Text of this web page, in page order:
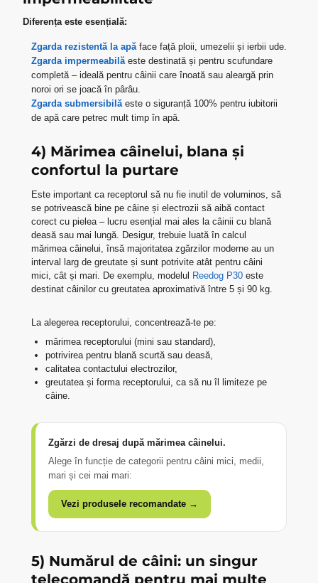
Diferența este esențială:
Zgarda rezistentă la apă face față ploii, umezelii și ierbii ude.
Zgarda impermeabilă este destinată și pentru scufundare
completă – ideală pentru câinii care înoată sau aleargă prin
noroi ori se joacă în pârâu.
Zgarda submersibilă este o siguranță 100% pentru iubitorii
de apă care petrec mult timp în apă.
4) Mărimea câinelui, blana și
confortul la purtare
Este important ca receptorul să nu fie inutil de voluminos, să
se potrivească bine pe câine și electrozii să aibă contact
corect cu pielea – lucru esențial mai ales la câinii cu blană
deasă sau mai lungă. Desigur, trebuie luată în calcul
mărimea câinelui, însă majoritatea zgărzilor moderne au un
interval larg de greutate și sunt potrivite atât pentru câini
mici, cât și mari. De exemplu, modelul Reedog P30 este
destinat câinilor cu greutatea aproximativă între 5 și 90 kg.
La alegerea receptorului, concentrează-te pe:
mărimea receptorului (mini sau standard),
potrivirea pentru blană scurtă sau deasă,
calitatea contactului electrozilor,
greutatea și forma receptorului, ca să nu îl limiteze pe
câine.
Zgărzi de dresaj după mărimea câinelui.
Alege în funcție de categorii pentru câini mici, medii,
mari și cei mai mari:
Vezi produsele recomandate →
5) Numărul de câini: un singur
telecomandă pentru mai multe